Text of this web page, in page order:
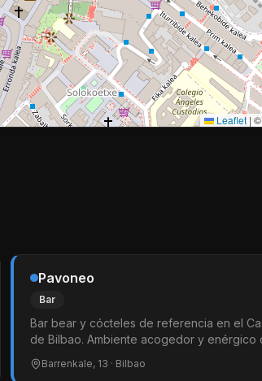
Leaflet | ©
Pavoneo
Bar
Bar bear y cócteles de referencia en el Casco Viejo
de Bilbao. Ambiente acogedor y enérgico con noches
temáticas, bingo drag y DJs. El punto de encuentro
LGTBIQ+ de Barrenkale.
Barrenkale, 13 · Bilbao